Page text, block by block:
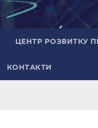
ЦЕНТР РОЗВИТКУ
КОНТАКТИ